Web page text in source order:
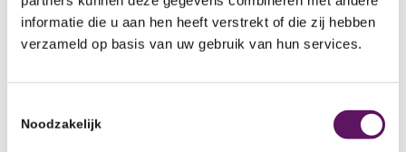
informatie die u aan hen heeft verstrekt of die zij hebben
verzameld op basis van uw gebruik van hun services.
Noodzakelijk